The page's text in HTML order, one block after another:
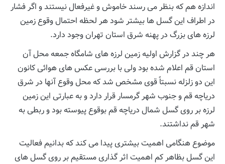
اندازه هم که بنظر می رسند خاموش و غیرفعال نیستند و اگر فشار
در اطراف این گسل ها بیشتر شود هر لحظه احتمال وقوع زمین
لرزه های بزرگ در پهنه شرق استان تهران وجود دارد.
هر چند در گزارش اولیه زمین لرزه های شامگاه جمعه محل آن
استان قم اعلام شده بود ولی با بررسی عکس های هوائی کانون
این دو زلزله نسبتاً قوی مشخص شد که محل وقوع آنها در شرق
دریاچه قم و جنوب شهر گرمسار قرار دارد و به عبارتی این زمین
لرزه بر روی گسل شمال دریاچه قم بوقوع پیوسته بود و ربطی به
شهر قم نداشتند.
موضوع هنگامی اهمیت بیشتری پیدا می کند که بدانیم فعالیت
این گسل بظاهر کم اهمیت اثر گذاری مستقیم بر روی گسل های